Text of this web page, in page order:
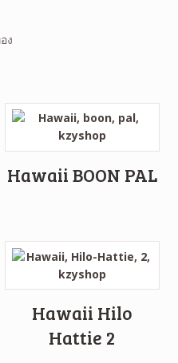
Hawaii BOON PAL
Hawaii Hilo
Hattie 2